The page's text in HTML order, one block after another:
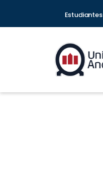
Estudiantes